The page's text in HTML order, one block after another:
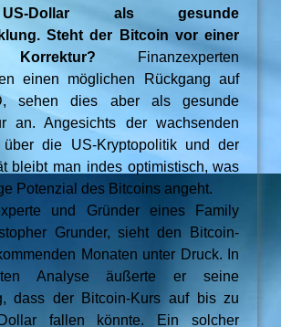
Dollar als gesunde
Steht der Bitcoin vor einer
Finanzexperten
einen möglichen Rückgang auf
sehen dies aber als gesunde
an. Angesichts der wachsenden
über die US-Kryptopolitik und der
bleibt man indes optimistisch, was
Potenzial des Bitcoins angeht.
und Gründer eines Family
Grunder, sieht den Bitcoin-
Monaten unter Druck. In
Analyse äußerte er seine
dass der Bitcoin-Kurs auf bis zu
fallen könnte. Ein solcher